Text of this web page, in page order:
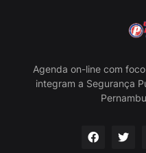
Agenda on-line com
integram a Segurança